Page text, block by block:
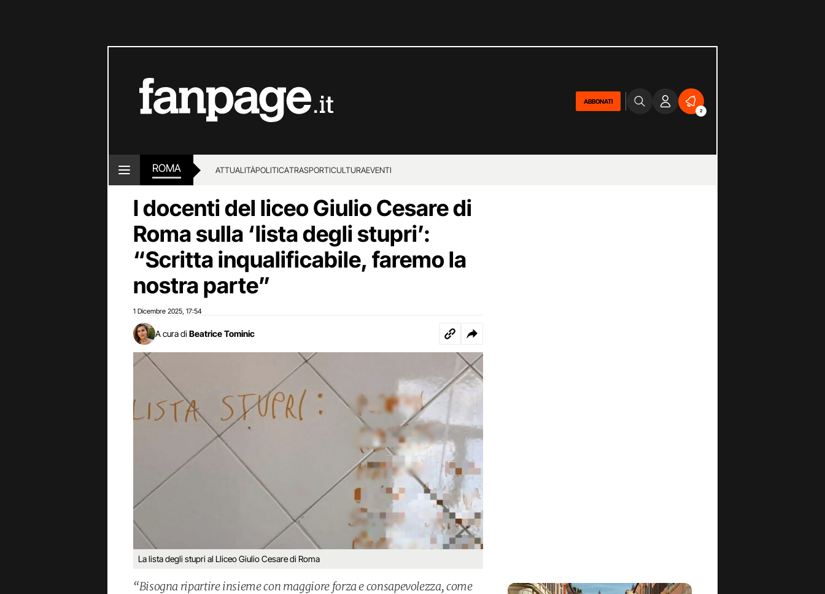
ABBONATI
2
ROMA ATTUALITÀPOLITICATRASPORTICULTURAEVENTI
I docenti del liceo Giulio Cesare di
Roma sulla ‘lista degli stupri’:
“Scritta inqualificabile, faremo la
nostra parte”
1 Dicembre 2025 17:54
A cura di Beatrice Tominic
La lista degli stupri al Lliceo Giulio Cesare di Roma
“Bisogna ripartire insieme con maggiore forza e consapevolezza, come